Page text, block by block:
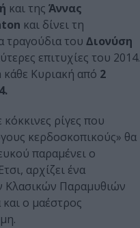
και της Άννας
και δίνει τη
τραγούδια του ∆ιονύση
επιτυχίες του 2014.
κάθε Κυριακή από 2
ρίγες που
κερδοσκοπικούς» θα
παραμένει ο
αρχίζει ένα
Κλασικών Παραμυθιών
και ο μαέστρος